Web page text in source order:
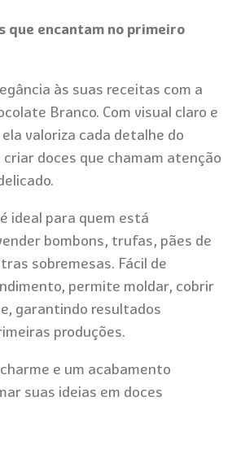
que encantam no primeiro
às suas receitas com a
Branco. Com visual claro e
valoriza cada detalhe do
doces que chamam atenção
ideal para quem está
bombons, trufas, pães de
sobremesas. Fácil de
permite moldar, cobrir
garantindo resultados
produções.
e um acabamento
suas ideias em doces